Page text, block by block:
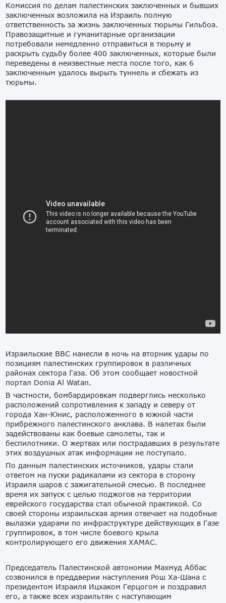
Комиссия по делам палестинских заключенных и бывших
заключенных возложила на Израиль полную
ответственность за жизнь заключенных тюрьмы Гильбоа.
Правозащитные и гуманитарные организации
потребовали немедленно отправиться в тюрьму и
раскрыть судьбу более 400 заключенных, которые были
переведены в неизвестные места после того, как 6
заключенным удалось вырыть туннель и сбежать из
тюрьмы.
Израильские ВВС нанесли в ночь на вторник удары по
позициям палестинских группировок в различных
районах сектора Газа. Об этом сообщает новостной
портал Donia Al Watan.
В частности, бомбардировкам подверглись несколько
расположений сопротивления к западу и северу от
города Хан-Юнис, расположенного в южной части
прибрежного палестинского анклава. В налетах были
задействованы как боевые самолеты, так и
беспилотники. О жертвах или пострадавших в результате
этих воздушных атак информации не поступало.
По данным палестинских источников, удары стали
ответом на пуски радикалами из сектора в сторону
Израиля шаров с зажигательной смесью. В последнее
время их запуск с целью поджогов на территории
еврейского государства стал обычной практикой. Со
своей стороны израильская армия отвечает на подобные
вылазки ударами по инфраструктуре действующих в Газе
группировок, в том числе боевого крыла
контролирующего его движения ХАМАС.
Председатель Палестинской автономии Махмуд Аббас
созвонился в преддверии наступления Рош Ха-Шана с
президентом Израиля Ицхаком Герцогом и поздравил
его, а также всех израильтян с наступающим